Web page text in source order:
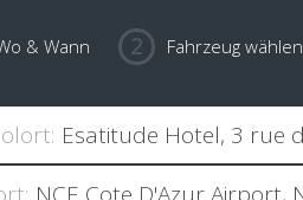
& Wann Fahrzeug wählen